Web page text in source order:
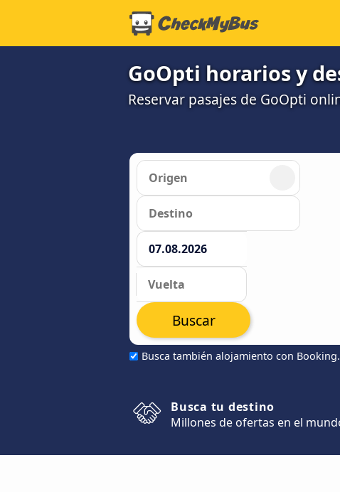
GoOpti horarios y
Reservar pasajes de GoOpti
Busca también alojamiento con
Buscar
Busca tu destino
Millones de ofertas en el